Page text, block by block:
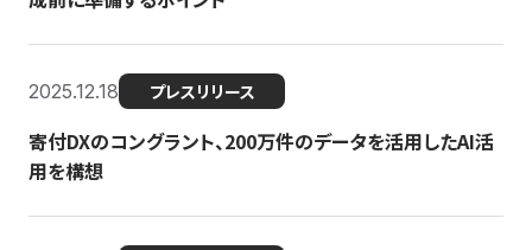
2025.12.18 プレスリリース
寄付DXのコングラント、200万件のデータを活用したAI活
用を構想